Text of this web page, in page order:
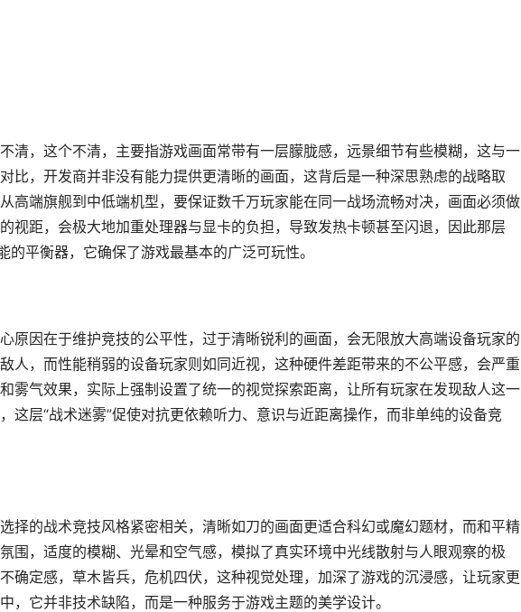
清，这个不清，主要指游戏画面常带有一层朦胧感，远景细节有些模糊，这与一
比，开发商并非没有能力提供更清晰的画面，这背后是一种深思熟虑的战略取
高端旗舰到中低端机型，要保证数千万玩家能在同一战场流畅对决，画面必须做
视距，会极大地加重处理器与显卡的负担，导致发热卡顿甚至闪退，因此那层
的平衡器，它确保了游戏最基本的广泛可玩性。
原因在于维护竞技的公平性，过于清晰锐利的画面，会无限放大高端设备玩家的
人，而性能稍弱的设备玩家则如同近视，这种硬件差距带来的不公平感，会严重
雾气效果，实际上强制设置了统一的视觉探索距离，让所有玩家在发现敌人这一
这层“战术迷雾”促使对抗更依赖听力、意识与近距离操作，而非单纯的设备竞
择的战术竞技风格紧密相关，清晰如刀的画面更适合科幻或魔幻题材，而和平精
围，适度的模糊、光晕和空气感，模拟了真实环境中光线散射与人眼观察的极
确定感，草木皆兵，危机四伏，这种视觉处理，加深了游戏的沉浸感，让玩家更
，它并非技术缺陷，而是一种服务于游戏主题的美学设计。